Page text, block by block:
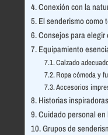
Conexión con la
El senderismo como
Consejos para
Equipamiento
Calzado
Ropa cómoda y
Accesorios
Historias
Cuidado personal
Grupos de